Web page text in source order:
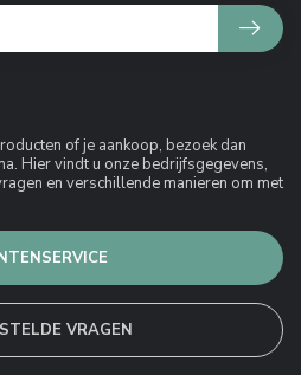
of je aankoop, bezoek dan
Hier vindt u onze bedrijfsgegevens,
en verschillende manieren om met
VRAGEN